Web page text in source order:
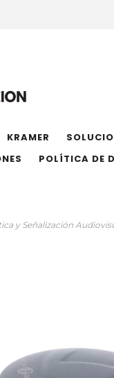
KRAMER
POLÍTICA DE
y Señalización